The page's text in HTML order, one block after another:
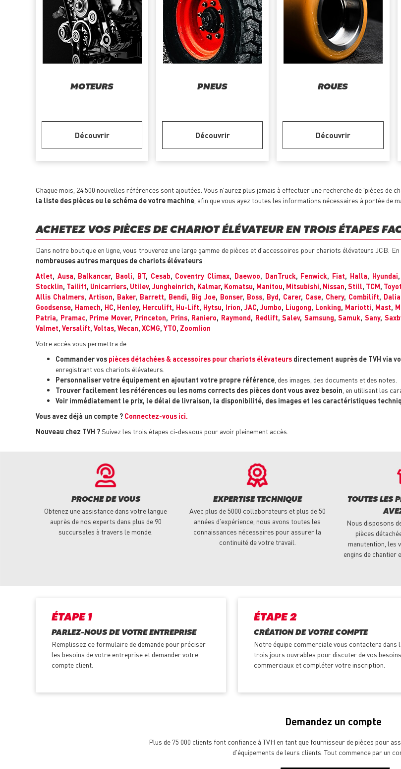
MOTEURS
Découvrir
PNEUS
Découvrir
ROUES
Découvrir
Chaque mois, 24 500 nouvelles références sont ajoutées. Vous n'aurez plus jamais à effectuer une recherche de 'pièces de
la liste des pièces ou le schéma de votre machine , afin que vous ayez toutes les informations nécessaires à portée de
ACHETEZ VOS PIÈCES DE CHARIOT ÉLÉVATEUR EN TROIS ÉTAPES
Dans notre boutique en ligne, vous trouverez une large gamme de pièces et d'accessoires pour chariots élévateurs JCB.
nombreuses autres marques de chariots élévateurs :
Atlet, Ausa, Balkancar, Baoli, BT, Cesab, Coventry Climax, Daewoo, DanTruck, Fenwick, Fiat, Halla, Hyundai,
Stocklin, Tailift, Unicarriers, Utilev, Jungheinrich, Kalmar, Komatsu, Manitou, Mitsubishi, Nissan, Still, TCM,
Allis Chalmers, Artison, Baker, Barrett, Bendi, Big Joe, Bonser, Boss, Byd, Carer, Case, Chery, Combilift,
Goodsense, Hamech, HC, Henley, Herculift, Hu-Lift, Hytsu, Irion, JAC,Jumbo, Liugong, Lonking, Mariotti, Mast,
Patria, Pramac, Prime Mover, Princeton, Prins, Raniero, Raymond, Redlift,Salev, Samsung,Samuk, Sany,
Valmet, Versalift, Voltas, Wecan, XCMG, YTO, Zoomlion
Votre accès vous permettra de :
Commander vos pièces détachées & accessoires pour chariots élévateurs directement auprès de TVH via
enregistrant vos chariots élévateurs.
Personnaliser votre équipement en ajoutant votre propre référence , des images, des documents et des notes.
Trouver facilement les références ou les noms corrects des pièces dont vous avez besoin , en utilisant les
Voir immédiatement le prix, le délai de livraison, la disponibilité, des images et les caractéristiques
Vous avez déjà un compte ? Connectez-vous ici.
Nouveau chez TVH ? Suivez les trois étapes ci-dessous pour avoir pleinement accès.
PROCHE DE VOUS
Obtenez une assistance dans votre langue
auprès de nos experts dans plus de 90
succursales à travers le monde.
EXPERTISE TECHNIQUE
Avec plus de 5000 collaborateurs et plus de 50
années d'expérience, nous avons toutes les
connaissances nécessaires pour assurer la
continuité de votre travail.
TOUTES LES
Nous disposons
pièces
manutention, les
engins de chantier
ÉTAPE 1
PARLEZ-NOUS DE VOTRE ENTREPRISE
Remplissez ce formulaire de demande pour préciser
les besoins de votre entreprise et demander votre
compte client.
ÉTAPE 2
CRÉATION DE VOTRE COMPTE
Notre équipe commerciale vous contactera dans
trois jours ouvrables pour discuter de vos besoins
commerciaux et compléter votre inscription.
Demandez un compte
Plus de 75 000 clients font confiance à TVH en tant que fournisseur de pièces pour
d'équipements de leurs clients. Tout commence par un